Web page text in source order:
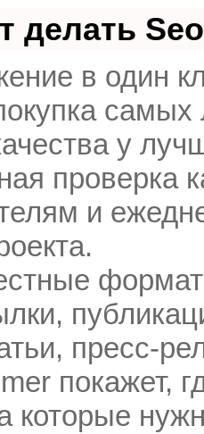
делать
в один
у
проверка
и
пресс-
покажет,
которые